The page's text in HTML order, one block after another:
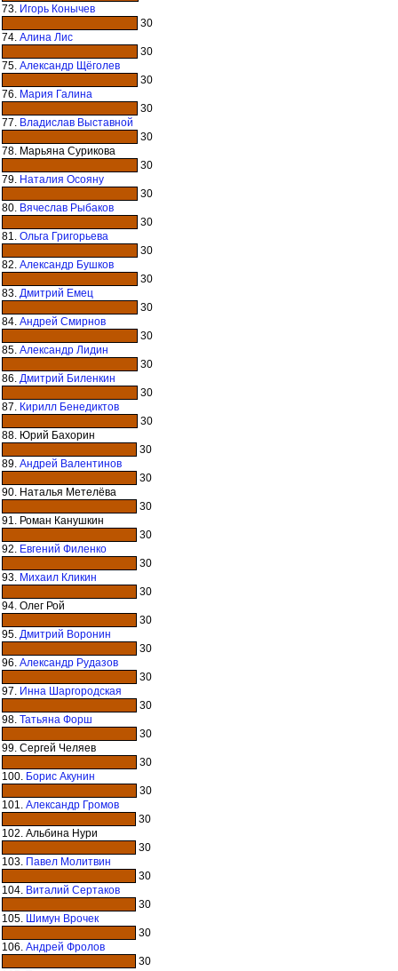
73. Игорь Конычев
30
74. Алина Лис
30
75. Александр Щёголев
30
76. Мария Галина
30
77. Владислав Выставной
30
78. Марьяна Сурикова
30
79. Наталия Осояну
30
80. Вячеслав Рыбаков
30
81. Ольга Григорьева
30
82. Александр Бушков
30
83. Дмитрий Емец
30
84. Андрей Смирнов
30
85. Александр Лидин
30
86. Дмитрий Биленкин
30
87. Кирилл Бенедиктов
30
88. Юрий Бахорин
30
89. Андрей Валентинов
30
90. Наталья Метелёва
30
91. Роман Канушкин
30
92. Евгений Филенко
30
93. Михаил Кликин
30
94. Олег Рой
30
95. Дмитрий Воронин
30
96. Александр Рудазов
30
97. Инна Шаргородская
30
98. Татьяна Форш
30
99. Сергей Челяев
30
100. Борис Акунин
30
101. Александр Громов
30
102. Альбина Нури
30
103. Павел Молитвин
30
104. Виталий Сертаков
30
105. Шимун Врочек
30
106. Андрей Фролов
30